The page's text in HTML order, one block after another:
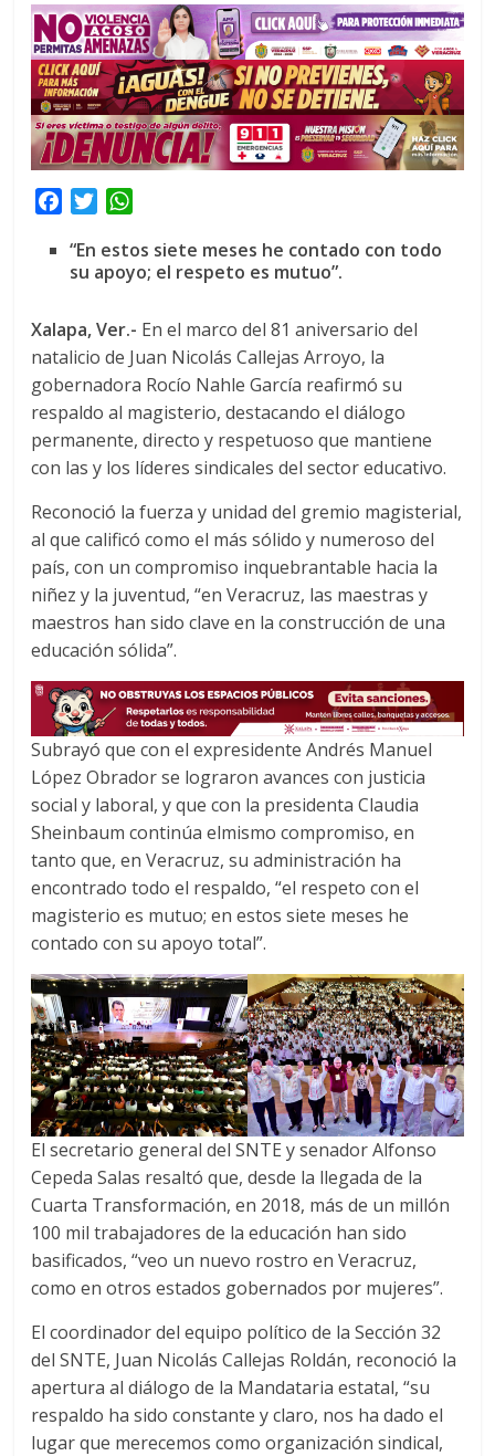
c
e
o
o
k
T
i
t
e
r
a
t
A
p
p
“En estos siete meses he contado con todo
su apoyo; el respeto es mutuo”.
Xalapa, Ver.- En el marco del 81 aniversario del
natalicio de Juan Nicolás Callejas Arroyo, la
gobernadora Rocío Nahle García reafirmó su
respaldo al magisterio, destacando el diálogo
permanente, directo y respetuoso que mantiene
con las y los líderes sindicales del sector educativo.
Reconoció la fuerza y unidad del gremio magisterial,
al que calificó como el más sólido y numeroso del
país, con un compromiso inquebrantable hacia la
niñez y la juventud, “en Veracruz, las maestras y
maestros han sido clave en la construcción de una
educación sólida”.
Subrayó que con el expresidente Andrés Manuel
López Obrador se lograron avances con justicia
social y laboral, y que con la presidenta Claudia
Sheinbaum continúa elmismo compromiso, en
tanto que, en Veracruz, su administración ha
encontrado todo el respaldo, “el respeto con el
magisterio es mutuo; en estos siete meses he
contado con su apoyo total”.
El secretario general del SNTE y senador Alfonso
Cepeda Salas resaltó que, desde la llegada de la
Cuarta Transformación, en 2018, más de un millón
100 mil trabajadores de la educación han sido
basificados, “veo un nuevo rostro en Veracruz,
como en otros estados gobernados por mujeres”.
El coordinador del equipo político de la Sección 32
del SNTE, Juan Nicolás Callejas Roldán, reconoció la
apertura al diálogo de la Mandataria estatal, “su
respaldo ha sido constante y claro, nos ha dado el
lugar que merecemos como organización sindical,